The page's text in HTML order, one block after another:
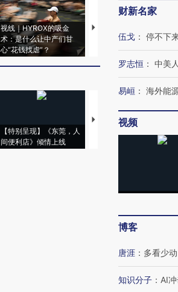
视线｜HYROX的吸金
术：是什么让中产们甘
心“花钱找虐”？
马航飞行员跨国走私7万
粒摇头丸 尿检体内含3种
【特别呈现】《东莞，人
间便利店》倾情上线
【推广】走进第四届链博
财新名家
伍戈 ： 停不下
罗志恒 ： 中美
易峘 ： 海外能
视频
博客
唐涯 ： 多看少动
知识分子 ： AI